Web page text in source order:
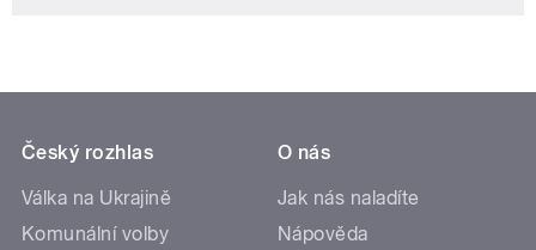
Český rozhlas
Válka na Ukrajině
Komunální volby
O nás
Jak nás naladíte
Nápověda